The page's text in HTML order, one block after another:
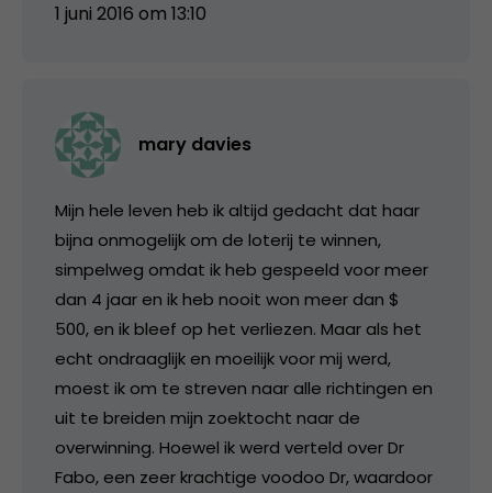
1 juni 2016 om 13:10
mary davies
Mijn hele leven heb ik altijd gedacht dat haar
bijna onmogelijk om de loterij te winnen,
simpelweg omdat ik heb gespeeld voor meer
dan 4 jaar en ik heb nooit won meer dan $
500, en ik bleef op het verliezen. Maar als het
echt ondraaglijk en moeilijk voor mij werd,
moest ik om te streven naar alle richtingen en
uit te breiden mijn zoektocht naar de
overwinning. Hoewel ik werd verteld over Dr
Fabo, een zeer krachtige voodoo Dr, waardoor